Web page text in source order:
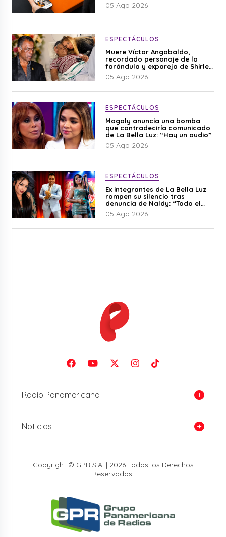
05 Ago 2026
ESPECTÁCULOS
Muere Víctor Angobaldo,
recordado personaje de la
farándula y expareja de Shirley
Cherres
05 Ago 2026
ESPECTÁCULOS
Magaly anuncia una bomba
que contradeciría comunicado
de La Bella Luz: “Hay un audio”
05 Ago 2026
ESPECTÁCULOS
Ex integrantes de La Bella Luz
rompen su silencio tras
denuncia de Naldy: “Todo el
mundo lo sabía”
05 Ago 2026
Radio Panamericana
Noticias
Copyright © GPR S.A. | 2026 Todos los Derechos
Reservados.